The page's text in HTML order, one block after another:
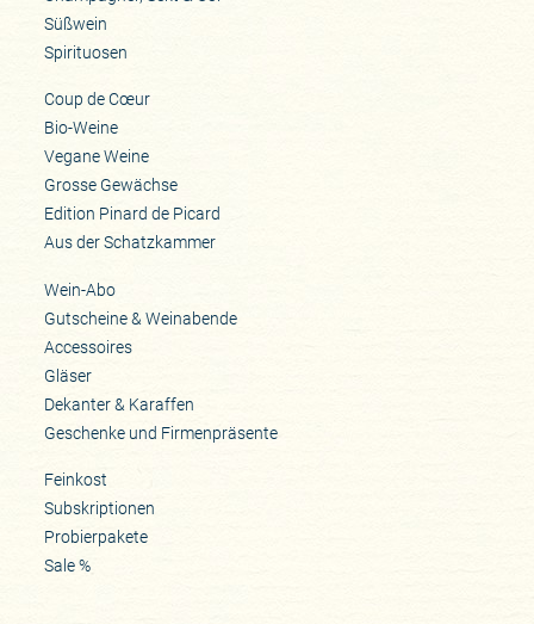
Süßwein
Spirituosen
Coup de Cœur
Bio-Weine
Vegane Weine
Grosse Gewächse
Edition Pinard de Picard
Aus der Schatzkammer
Wein-Abo
Gutscheine & Weinabende
Accessoires
Gläser
Dekanter & Karaffen
Geschenke und Firmenpräsente
Feinkost
Subskriptionen
Probierpakete
Sale %